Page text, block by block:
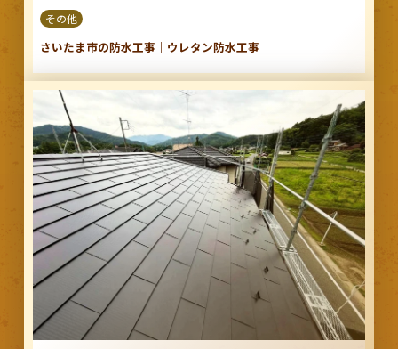
その他
さいたま市の防水工事｜ウレタン防水工事